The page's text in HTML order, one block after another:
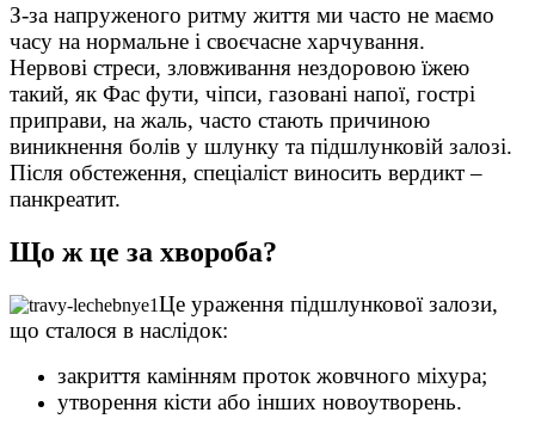
З-за напруженого ритму життя ми часто не маємо
часу на нормальне і своєчасне харчування.
Нервові стреси, зловживання нездоровою їжею
такий, як Фас фути, чіпси, газовані напої, гострі
приправи, на жаль, часто стають причиною
виникнення болів у шлунку та підшлунковій залозі.
Після обстеження, спеціаліст виносить вердикт –
панкреатит.
Що ж це за хвороба?
Це ураження підшлункової залози,
що сталося в наслідок:
закриття камінням проток жовчного міхура;
утворення кісти або інших новоутворень.